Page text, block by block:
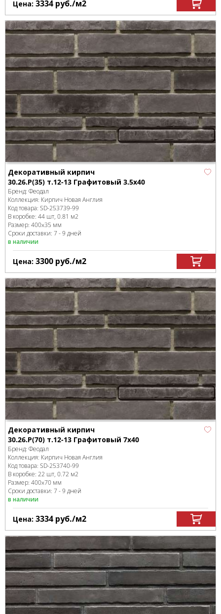
Цена: 3334 руб./м2
Декоративный кирпич
30.26.Р(35) т.12-13 Графитовый 3.5x40
Бренд: Феодал
Коллекция: Кирпич Новая Англия
Код товара: SD-253739-99
В коробке: 44 шт, 0.81 м2
Размер: 400x35 мм
Сроки доставки: 7 - 9 дней
в наличии
Цена: 3300 руб./м2
Декоративный кирпич
30.26.Р(70) т.12-13 Графитовый 7x40
Бренд: Феодал
Коллекция: Кирпич Новая Англия
Код товара: SD-253740-99
В коробке: 22 шт, 0.72 м2
Размер: 400x70 мм
Сроки доставки: 7 - 9 дней
в наличии
Цена: 3334 руб./м2